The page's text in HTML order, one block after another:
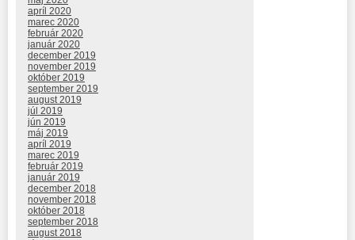
apríl 2020
marec 2020
február 2020
január 2020
december 2019
november 2019
október 2019
september 2019
august 2019
júl 2019
jún 2019
máj 2019
apríl 2019
marec 2019
február 2019
január 2019
december 2018
november 2018
október 2018
september 2018
august 2018